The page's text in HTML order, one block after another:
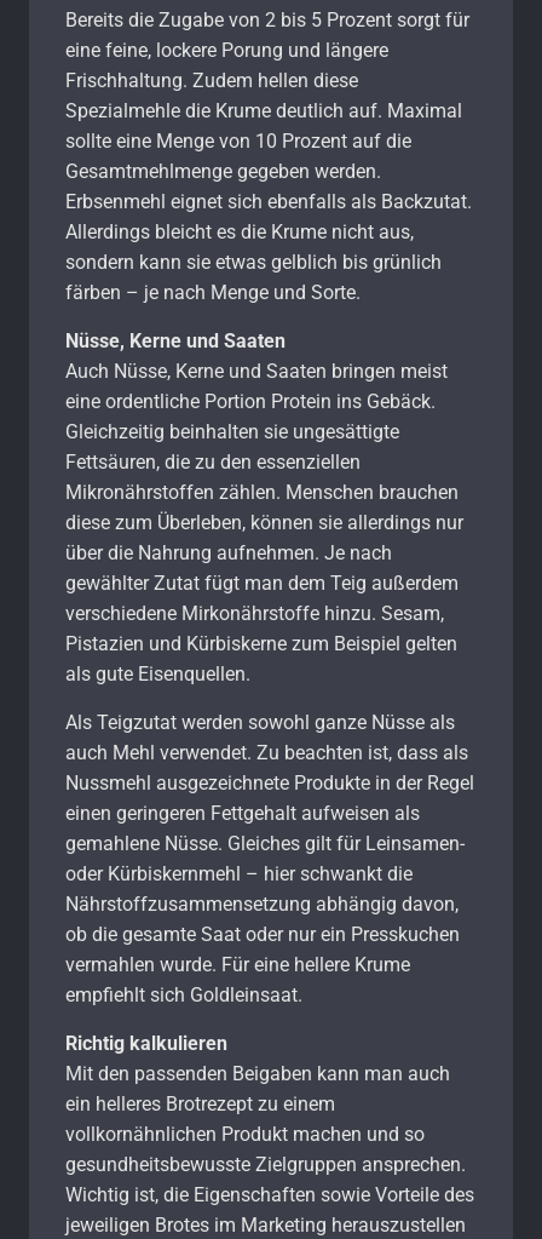
Bereits die Zugabe von 2 bis 5 Prozent sorgt für
eine feine, lockere Porung und längere
Frischhaltung. Zudem hellen diese
Spezialmehle die Krume deutlich auf. Maximal
sollte eine Menge von 10 Prozent auf die
Gesamtmehlmenge gegeben werden.
Erbsenmehl eignet sich ebenfalls als Backzutat.
Allerdings bleicht es die Krume nicht aus,
sondern kann sie etwas gelblich bis grünlich
färben – je nach Menge und Sorte.
Nüsse, Kerne und Saaten
Auch Nüsse, Kerne und Saaten bringen meist
eine ordentliche Portion Protein ins Gebäck.
Gleichzeitig beinhalten sie ungesättigte
Fettsäuren, die zu den essenziellen
Mikronährstoffen zählen. Menschen brauchen
diese zum Überleben, können sie allerdings nur
über die Nahrung aufnehmen. Je nach
gewählter Zutat fügt man dem Teig außerdem
verschiedene Mirkonährstoffe hinzu. Sesam,
Pistazien und Kürbiskerne zum Beispiel gelten
als gute Eisenquellen.
Als Teigzutat werden sowohl ganze Nüsse als
auch Mehl verwendet. Zu beachten ist, dass als
Nussmehl ausgezeichnete Produkte in der Regel
einen geringeren Fettgehalt aufweisen als
gemahlene Nüsse. Gleiches gilt für Leinsamen-
oder Kürbiskernmehl – hier schwankt die
Nährstoffzusammensetzung abhängig davon,
ob die gesamte Saat oder nur ein Presskuchen
vermahlen wurde. Für eine hellere Krume
empfiehlt sich Goldleinsaat.
Richtig kalkulieren
Mit den passenden Beigaben kann man auch
ein helleres Brotrezept zu einem
vollkornähnlichen Produkt machen und so
gesundheitsbewusste Zielgruppen ansprechen.
Wichtig ist, die Eigenschaften sowie Vorteile des
jeweiligen Brotes im Marketing herauszustellen